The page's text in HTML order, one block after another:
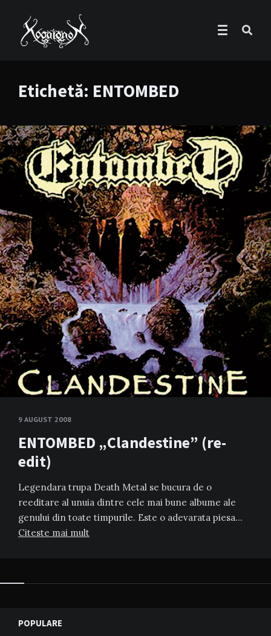
Etichetă: ENTOMBED
9 AUGUST 2008
ENTOMBED „Clandestine” (re-
edit)
Legendara trupa Death Metal se bucura de o
reeditare al unuia dintre cele mai bune albume ale
genului din toate timpurile. Este o adevarata piesa…
Citeste mai mult
Widgets
POPULARE